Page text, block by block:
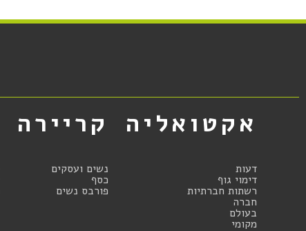
אקטואליה
דעות
דימוי גוף
רשתות חברתיות
חברה
בעולם
מקומי
קריירה
נשים ועסקים
כסף
פורבס נשים